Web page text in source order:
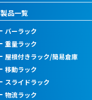
製品一覧
バーラック
重量ラック
屋根付きラック/簡易倉庫
移動ラック
スライドラック
物流ラック